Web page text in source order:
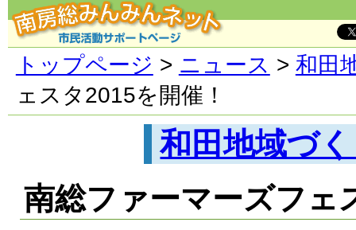
トップページ > ニュース > 和田
ェスタ2015を開催！
和田地域づ
南総ファーマーズフェ